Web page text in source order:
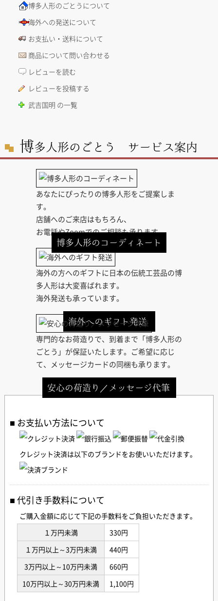
博多人形のごとうについて
海外への発送について
お支払い・送料について
商品について問い合わせる
レビューを読む
レビューを投稿する
武吉国明 の一覧
博多人形のごとう サービス案内
博多人形のコーディネート
あなたにぴったりの博多人形をご提案しま
す。
店舗へのご来店はもちろん、
お電話やZoomでのご相談も承ります。
海外へのギフト発送
海外の方へのギフトに日本の伝統工芸品の博
多人形は大変喜ばれます。
海外発送も承っています。
安心の荷造り／メッセージ代筆
専門的なお荷造りで、到着まで「博多人形の
ごとう」が保証いたします。ご希望に応じ
て、メッセージカードの同梱も承ります。
お支払い方法について
クレジット決済は以下のブランドをお使いいただけます。
代引き手数料について
ご購入金額に応じて下記の手数料をご負担いただきます。
１万円未満
330円
１万円以上～3万円未満
440円
3万円以上～10万円未満
660円
10万円以上～30万円未満
1,100円